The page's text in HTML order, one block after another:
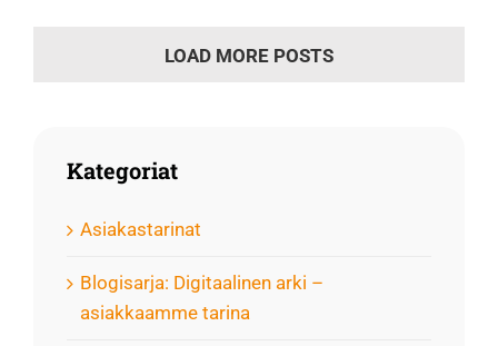
LOAD MORE POSTS
Kategoriat
Asiakastarinat
Blogisarja: Digitaalinen arki –
asiakkaamme tarina